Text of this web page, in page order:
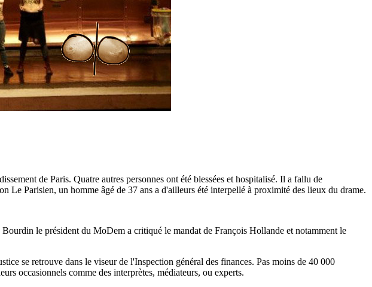
de Paris. Quatre autres personnes ont été blessées et hospitalisé. Il a fallu de
Le Parisien, un homme âgé de 37 ans a d'ailleurs été interpellé à proximité des lieux du drame.
le président du MoDem a critiqué le mandat de François Hollande et notamment le
se retrouve dans le viseur de l'Inspection général des finances. Pas moins de 40 000
occasionnels comme des interprètes, médiateurs, ou experts.